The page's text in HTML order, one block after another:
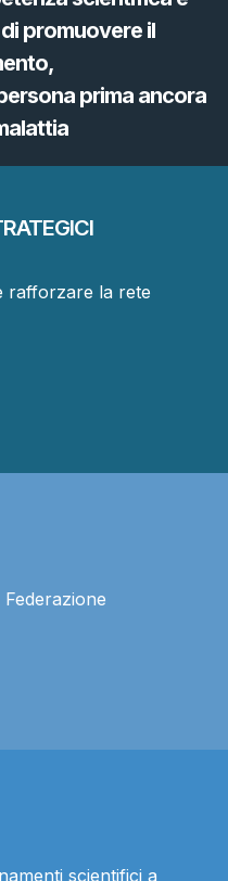
promuovere il
prima ancora
rafforzare la rete
scientifici a